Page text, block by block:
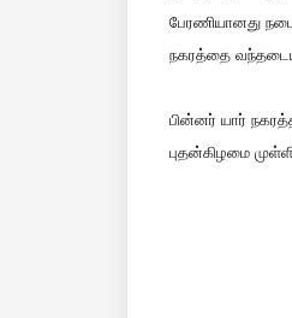
பேரணியானது
நகரத்தை
பின்னர் யார்
புதன்கிழமை